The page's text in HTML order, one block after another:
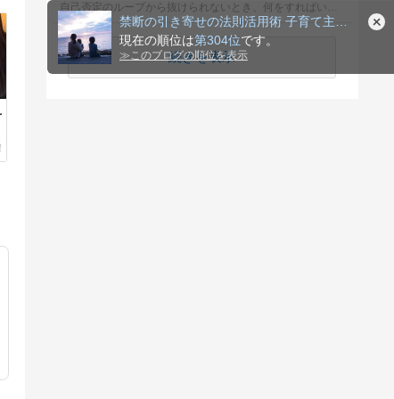
禁断の引き寄せの法則活用術 子育て主婦が自由に生きるコツ
現在の順位は第304位です。
≫ このブログの順位を表示
自己否定のループから抜けられないとき、何をすればいいか選んでください
続きを表示